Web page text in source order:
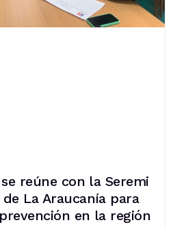
reúne con la Seremi
La Araucanía para
en la región